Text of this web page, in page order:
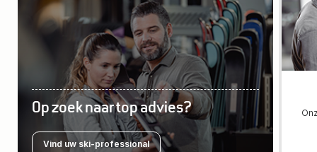
Op zoek naar top advies?
Vind uw ski-professional